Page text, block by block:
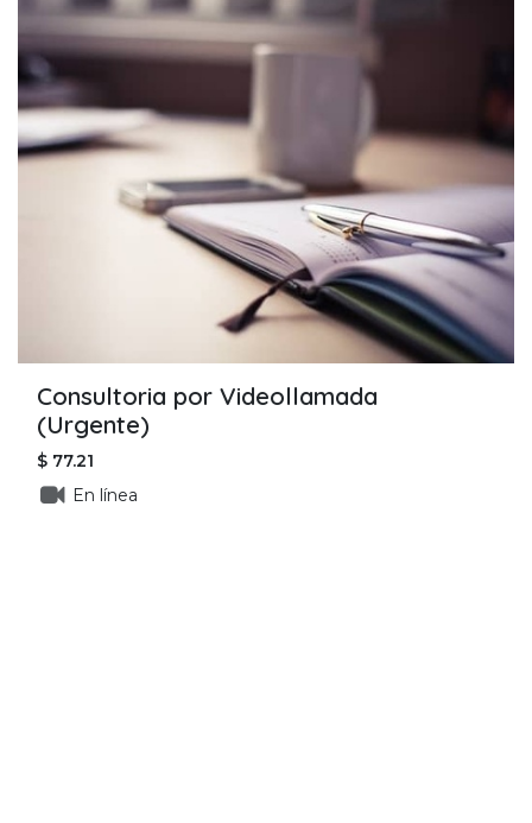
Consultoria por Videollamada
(Urgente)
$ 77.21
En línea